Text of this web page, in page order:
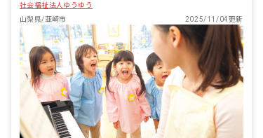
社会福祉法人ゆうゆう
山梨県/韮崎市
2025/11/04更新